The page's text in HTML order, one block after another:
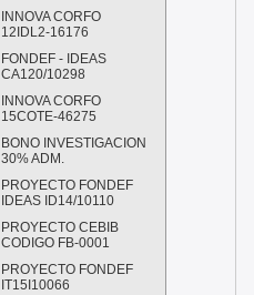
INNOVA CORFO
12IDL2-16176
FONDEF - IDEAS
CA120/10298
INNOVA CORFO
15COTE-46275
BONO INVESTIGACION
30% ADM.
PROYECTO FONDEF
IDEAS ID14/10110
PROYECTO CEBIB
CODIGO FB-0001
PROYECTO FONDEF
IT15I10066